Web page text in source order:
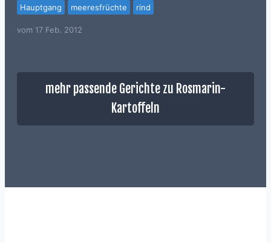
Hauptgang meeresfrüchte rind
vom 17 Feb. 2012
mehr passende Gerichte zu Rosmarin-
Kartoffeln